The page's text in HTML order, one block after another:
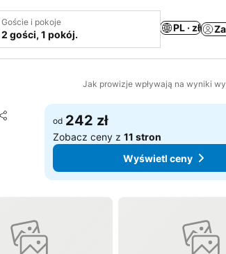
Goście i pokoje
2 gości, 1 pokój.
PL · zł
Jak prowizje wpływają na wyniki
Udostępnij
Dodaj do ulubionych
od 242 zł
Zobacz ceny z11 stron
Wyświetl ceny